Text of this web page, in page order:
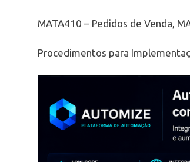
MATA410 – Pedidos de Venda,
Procedimentos para